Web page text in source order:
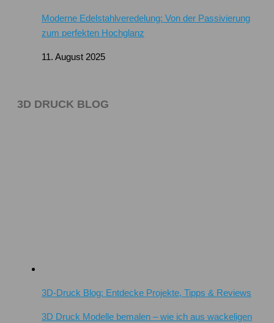
Moderne Edelstahlveredelung: Von der Passivierung
zum perfekten Hochglanz
11. August 2025
3D DRUCK BLOG
3D-Druck Blog: Entdecke Projekte, Tipps & Reviews
3D Druck Modelle bemalen – wie ich aus wackeligen